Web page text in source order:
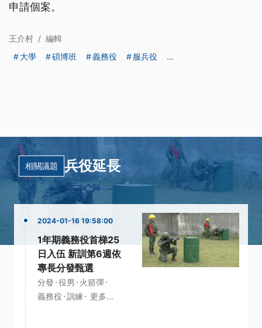
申請個案。
王介村 / 編輯
大學
碩博班 義務役 服兵役 ...
相關議題 兵役延長
2024-01-16 19:58:00
1年期義務役首梯25
日入伍 新訓第6週依
專長分發甄選
分發 ·役男 · 火箭彈·
義務役 ·訓練 · 更多...